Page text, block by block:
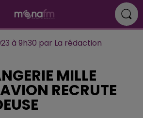
à 9h30 par La rédaction
MILLE
RECRUTE